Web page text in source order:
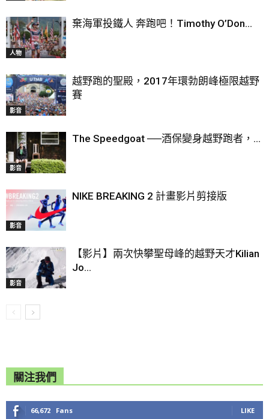
人物
棄海軍投鐵人 奔跑吧！Timothy O’Don...
影音
越野跑的聖殿，2017年環勃朗峰極限越野
賽
影音
The Speedgoat ──酒保變身越野跑者，...
影音
NIKE BREAKING 2 計畫影片剪接版
影音
【影片】兩次快攀聖母峰的越野天才Kilian
Jo...
關注我們
66,672 Fans LIKE